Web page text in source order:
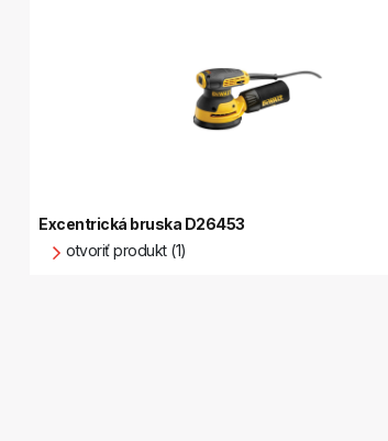
Excentrická bruska D26453
otvoriť produkt (1)